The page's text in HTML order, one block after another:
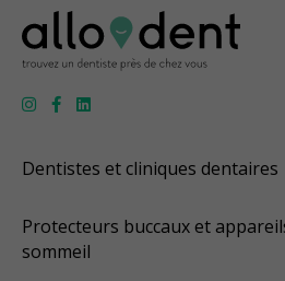
Dentistes et cliniques dentaires
Protecteurs buccaux et
sommeil